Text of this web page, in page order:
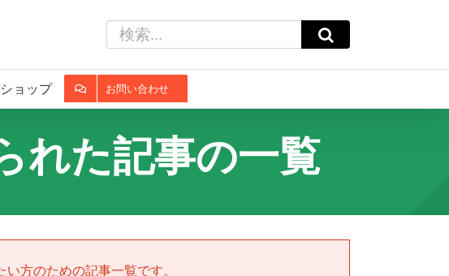
索
…
ショップ お問い合わせ
れた記事の一覧
方のための記事一覧です。